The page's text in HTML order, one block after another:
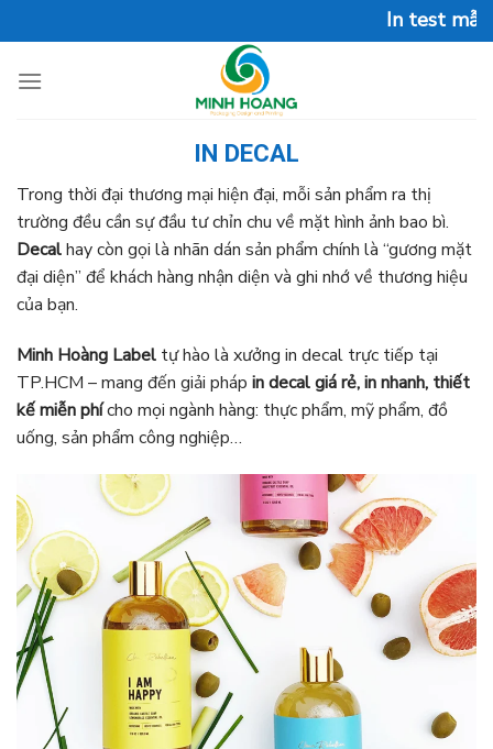
to
In test mẫu Offset miễn
IN DECAL
Trong thời đại thương mại hiện đại, mỗi sản phẩm ra thị
trường đều cần sự đầu tư chỉn chu về mặt hình ảnh bao bì.
Decalhay còn gọi là nhãn dán sản phẩm chính là “gương mặt
đại diện” để khách hàng nhận diện và ghi nhớ về thương hiệu
của bạn.
Minh Hoàng Label tự hào là xưởng in decal trực tiếp tại
TP.HCM – mang đến giải pháp in decal giá rẻ, in nhanh, thiết
kế miễn phícho mọi ngành hàng: thực phẩm, mỹ phẩm, đồ
uống, sản phẩm công nghiệp…